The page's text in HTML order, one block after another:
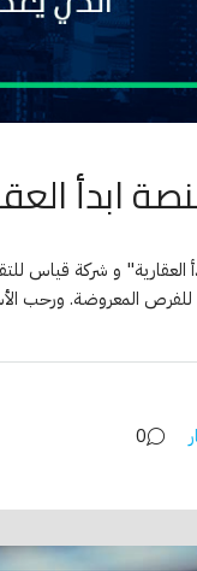
ابدأ
و شركة قياس
للفرص المعروضة. ورحب
0